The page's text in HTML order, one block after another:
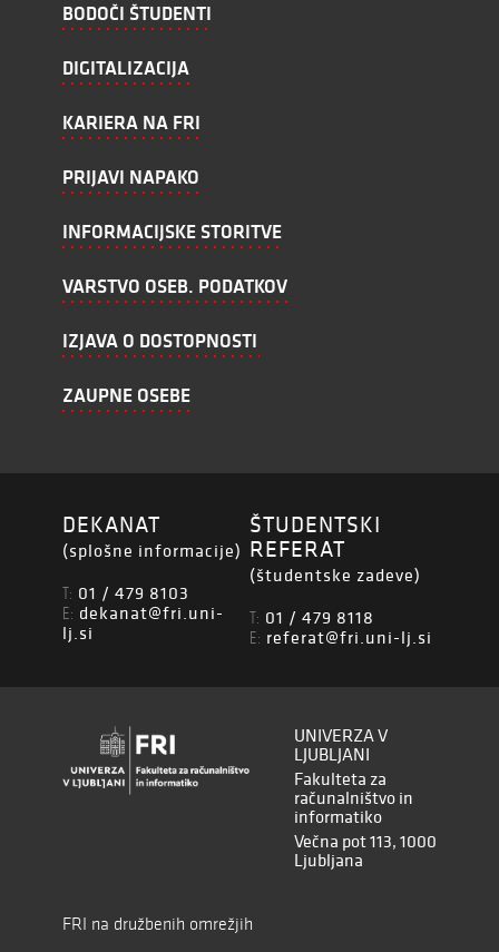
BODOČI ŠTUDENTI
DIGITALIZACIJA
KARIERA NA FRI
PRIJAVI NAPAKO
INFORMACIJSKE STORITVE
VARSTVO OSEB. PODATKOV
IZJAVA O DOSTOPNOSTI
ZAUPNE OSEBE
DEKANAT
(splošne informacije)
T: 01 / 479 8103
E: dekanat@fri.uni-
lj.si
ŠTUDENTSKI
REFERAT
(študentske zadeve)
T: 01 / 479 8118
E: referat@fri.uni-lj.si
UNIVERZA V
LJUBLJANI
Fakulteta za
računalništvo in
informatiko
Večna pot 113, 1000
Ljubljana
FRI na družbenih omrežjih